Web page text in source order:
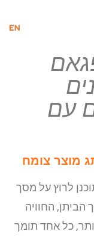
עם
מוצר צומח
לרוץ על מסך
החוויה
כל אחד תומך